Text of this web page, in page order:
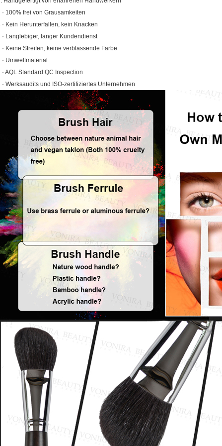
· 100% frei von Grausamkeiten
· Kein Herunterfallen, kein Knacken
· Langlebiger, langer Kundendienst
· Keine Streifen, keine verblassende Farbe
· Umweltmaterial
· AQL Standard QC Inspection
· Werksaudits und ISO-zertifiziertes Unternehmen